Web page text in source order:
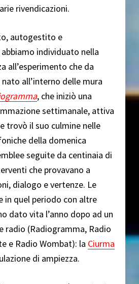
rivendicazioni.
autogestito e
individuato nella
all’esperimento che da
all’interno delle mura
, che iniziò una
settimanale, attiva
trovò il suo culmine nelle
della domenica
seguite da centinaia di
che provavano a
dialogo e vertenze. Le
in quel periodo con altre
dato vita l’anno dopo ad un
radio (Radiogramma, Radio
e Radio Wombat): la Ciurma
di ampiezza.